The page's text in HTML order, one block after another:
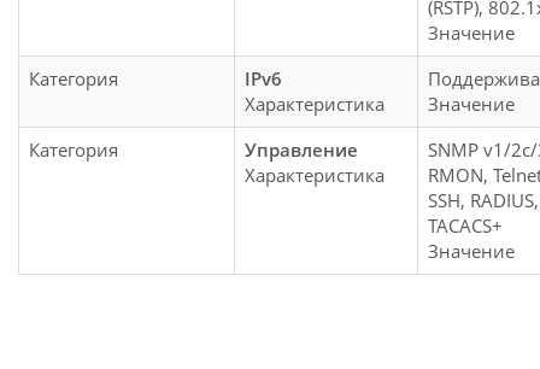
(RSTP),
Значение
Категория
IPv6
Характеристика
Значение
Категория
Управление
Характеристика
SNMP v1/
RMON,
SSH, RADIUS,
TACACS+
Значение